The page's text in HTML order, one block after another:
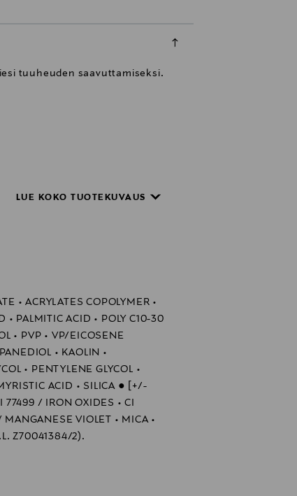
tuuheuden saavuttamiseksi.
LUE KOKO TUOTEKUVAUS
• ACRYLATES COPOLYMER •
• PALMITIC ACID • POLY C10-30
• PVP • VP/EICOSENE
• KAOLIN •
• PENTYLENE GLYCOL •
ACID • SILICA ● [+/-
77499 / IRON OXIDES • CI
VIOLET • MICA •
Z70041384/2).